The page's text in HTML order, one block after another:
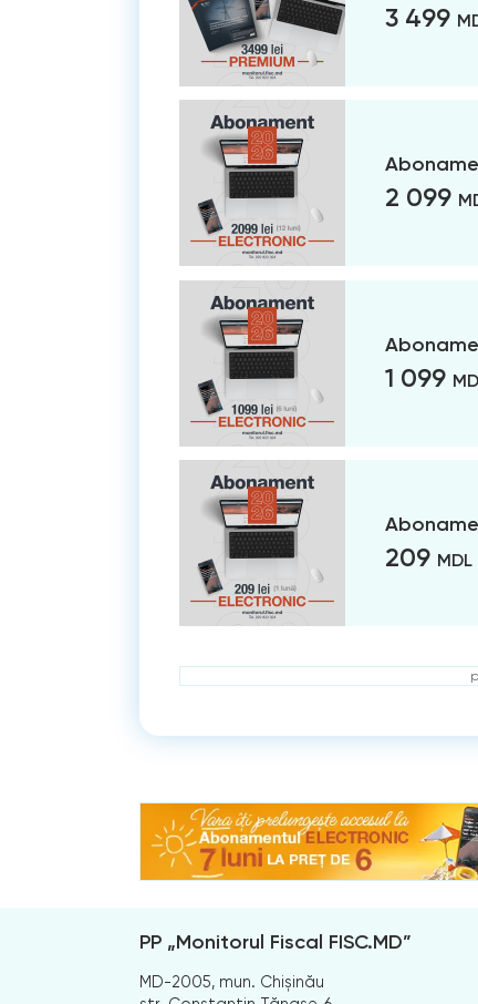
3 499
2 099
1 099
209 MDL
PP „Monitorul Fiscal FISC.MD”
MD-2005, mun. Chișinău